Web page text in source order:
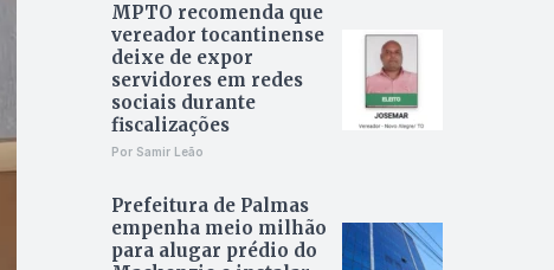
MPTO recomenda que
vereador tocantinense
deixe de expor
servidores em redes
sociais durante
fiscalizações
Por Samir Leão
Prefeitura de Palmas
empenha meio milhão
para alugar prédio do